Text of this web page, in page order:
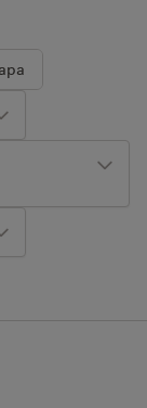
de deslocamento